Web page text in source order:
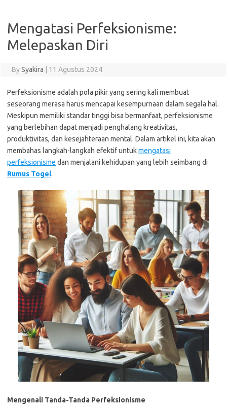
Mengatasi Perfeksionisme:
Melepaskan Diri
BySyakira 11 Agustus 2024
Perfeksionisme adalah pola pikir yang sering kali membuat
seseorang merasa harus mencapai kesempurnaan dalam segala hal.
Meskipun memiliki standar tinggi bisa bermanfaat, perfeksionisme
yang berlebihan dapat menjadi penghalang kreativitas,
produktivitas, dan kesejahteraan mental. Dalam artikel ini, kita akan
membahas langkah-langkah efektif untukmengatasi
perfeksionisme dan menjalani kehidupan yang lebih seimbang di
Rumus Togel.
Mengenali Tanda-Tanda Perfeksionisme